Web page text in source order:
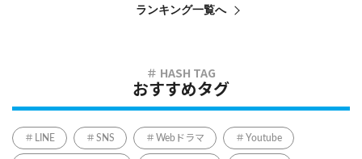
ランキング一覧へ
おすすめタグ
LINE SNS Webドラマ Youtube